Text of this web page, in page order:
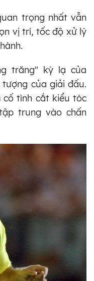
trọng nhất vẫn
vị trí, tốc độ xử lý
trăng" kỳ lạ của
của giải đấu.
cố tình cắt kiểu tóc
trung vào chấn